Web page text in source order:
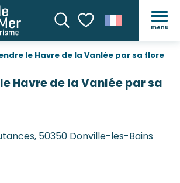
Recherche
Voir les favoris
menu
le Havre de la Vanlée par sa flore
Havre de la Vanlée par sa
50350 Donville-les-Bains
aux favoris